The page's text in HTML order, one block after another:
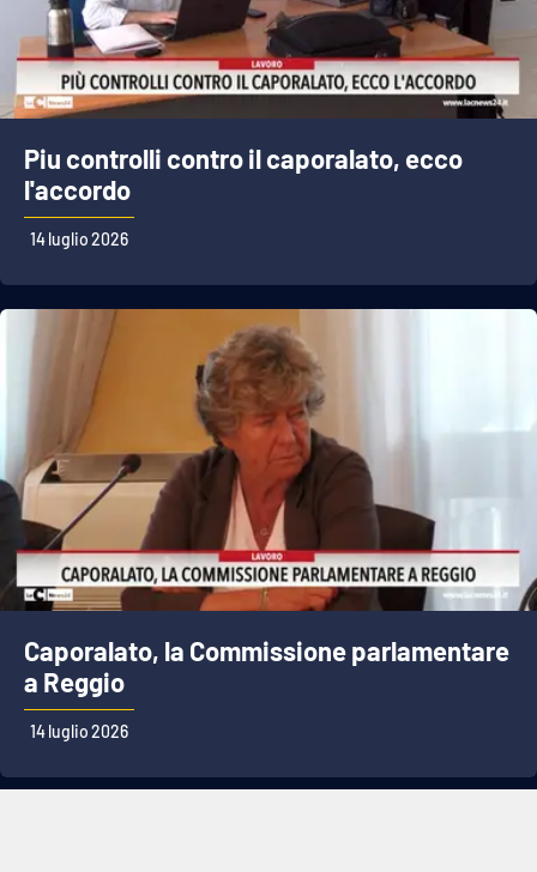
Piu controlli contro il caporalato, ecco
l'accordo
14 luglio 2026
Caporalato, la Commissione parlamentare
a Reggio
14 luglio 2026